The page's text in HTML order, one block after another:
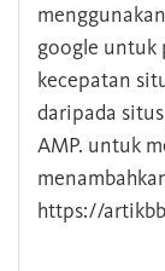
google untuk
kecepatan
daripada
AMP. untuk
https://